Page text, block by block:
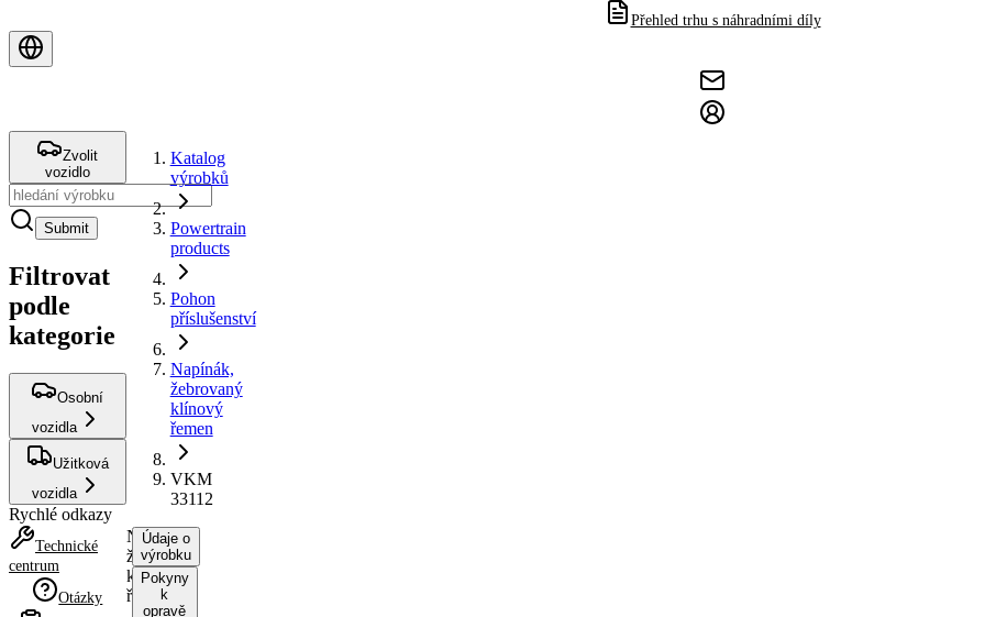
Přehled trhu s náhradními díly
Zvolit
vozidlo
Submit
Filtrovat
podle
kategorie
Osobní
vozidla
Užitková
vozidla
Rychlé odkazy
Technické
centrum
Otázky
Katalog
výrobků
Powertrain
products
Pohon
příslušenství
Napínák,
žebrovaný
klínový
řemen
VKM
33112
Napínák,
žebrovaný
klínový
řemen
Údaje o
výrobku
Pokyny
k
opravě